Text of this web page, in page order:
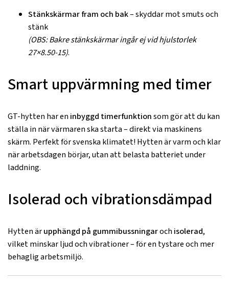
Stänkskärmar fram och bak– skyddar mot smuts och
stänk
(OBS: Bakre stänkskärmar ingår ej vid hjulstorlek
27×8.50-15).
Smart uppvärmning med timer
GT-hytten har eninbyggd timerfunktionsom gör att du kan
ställa in när värmaren ska starta – direkt via maskinens
skärm. Perfekt för svenska klimatet! Hytten är varm och klar
när arbetsdagen börjar, utan att belasta batteriet under
laddning.
Isolerad och vibrationsdämpad
Hytten ärupphängd på gummibussningarochisolerad,
vilket minskar ljud och vibrationer – för en tystare och mer
behaglig arbetsmiljö.